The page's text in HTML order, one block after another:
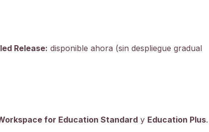
Release: disponible ahora (sin despliegue gradual
for Education Standard y Education Plus.